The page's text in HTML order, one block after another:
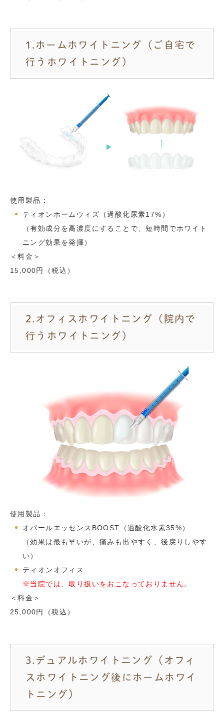
1.ホームホワイトニング（ご自宅で
行うホワイトニング）
使用製品：
ティオンホームウィズ （過酸化尿素17%）
（有効成分を高濃度にすることで、短時間でホワイト
ニング効果を発揮）
＜料金＞
15,000円（税込）
2.オフィスホワイトニング（院内で
行うホワイトニング）
使用製品：
オパールエッセンスBOOST（過酸化水素35%）
（効果は最も早いが、痛みも出やすく、後戻りしやす
い）
ティオンオフィス
※当院では、取り扱いをおこなっておりません。
＜料金＞
25,000円（税込）
3.デュアルホワイトニング（オフィ
スホワイトニング後にホームホワイ
トニング）